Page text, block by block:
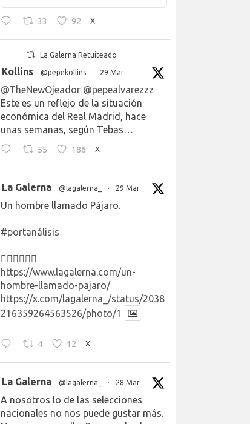
33 92 X
La Galerna Retuiteado
Kollins @pepekollins · 29 Mar
@TheNewOjeador @pepealvarezzz
Este es un reflejo de la situación
económica del Real Madrid, hace
unas semanas, según Tebas…
55 186 X
La Galerna @lagalerna_ · 29 Mar
Un hombre llamado Pájaro.
#portanálisis
👉🏻👉🏻👉🏻
https://www.lagalerna.com/un-
hombre-llamado-pajaro/
https://x.com/lagalerna_/status/2038
216359264563526/photo/1
4 12 X
La Galerna @lagalerna_ · 28 Mar
A nosotros lo de las selecciones
nacionales no nos puede gustar más.